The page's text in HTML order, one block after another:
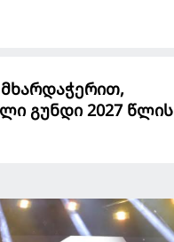
გუნდი 2027 წლის